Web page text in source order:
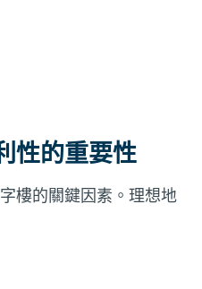
性的重要性
樓的關鍵因素。理想地